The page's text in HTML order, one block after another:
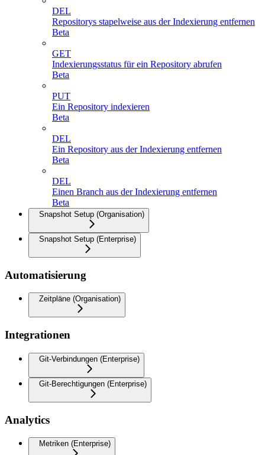
DEL
Repositorys stapelweise aus der Indexierung entfernen
Beta
GET
Indexierungsstatus für ein Repository abrufen
Beta
PUT
Ein Repository indexieren
Beta
DEL
Ein Repository aus der Indexierung entfernen
Beta
DEL
Einen Branch aus der Indexierung entfernen
Beta
Snapshot Setup (Organisation)
Snapshot Setup (Enterprise)
Automatisierung
Zeitpläne (Organisation)
Integrationen
Git-Verbindungen (Enterprise)
Git-Berechtigungen (Enterprise)
Analytics
Metriken (Enterprise)